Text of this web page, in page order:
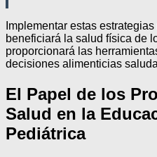
Implementar estas
beneficiará la salud física de
proporcionará las
decisiones alimenticias
El Papel de los
Salud en la
Pediátrica